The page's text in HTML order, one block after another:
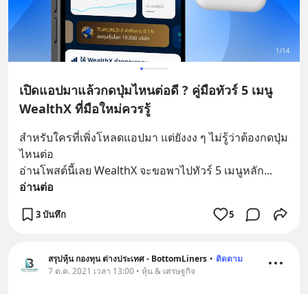
เปิดแอปมาแล้วกดปุ่มไหนต่อดี ? คู่มือทัวร์ 5 เมนู
WealthX ที่มือใหม่ควรรู้
สำหรับใครที่เพิ่งโหลดแอปมา แต่ยังงง ๆ ไม่รู้ว่าต้องกดปุ่ม
ไหนต่อ
อ่านโพสต์นี้เลย WealthX จะขอพาไปทัวร์ 5 เมนูหลัก
อ่านต่อ
3 บันทึก 5
สรุปหุ้น กองทุน ต่างประเทศ - BottomLiners • ติดตาม
7 ต.ค. 2021 เวลา 13:00 • หุ้น & เศรษฐกิจ